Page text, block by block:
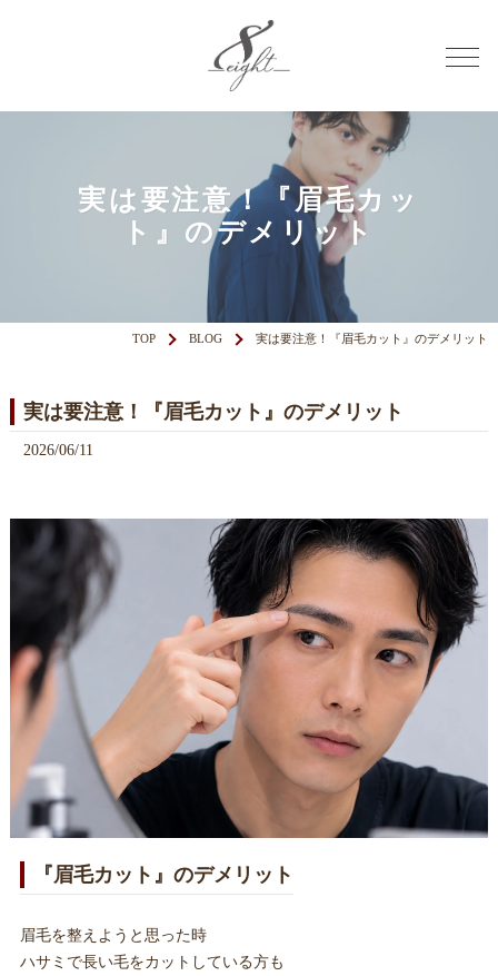
実は要注意！『眉毛カッ
ト』のデメリット
TOP BLOG 実は要注意！『眉毛カット』のデメリット
実は要注意！『眉毛カット』のデメリット
2026/06/11
『眉毛カット』のデメリット
眉毛を整えようと思った時
ハサミで長い毛をカットしている方も